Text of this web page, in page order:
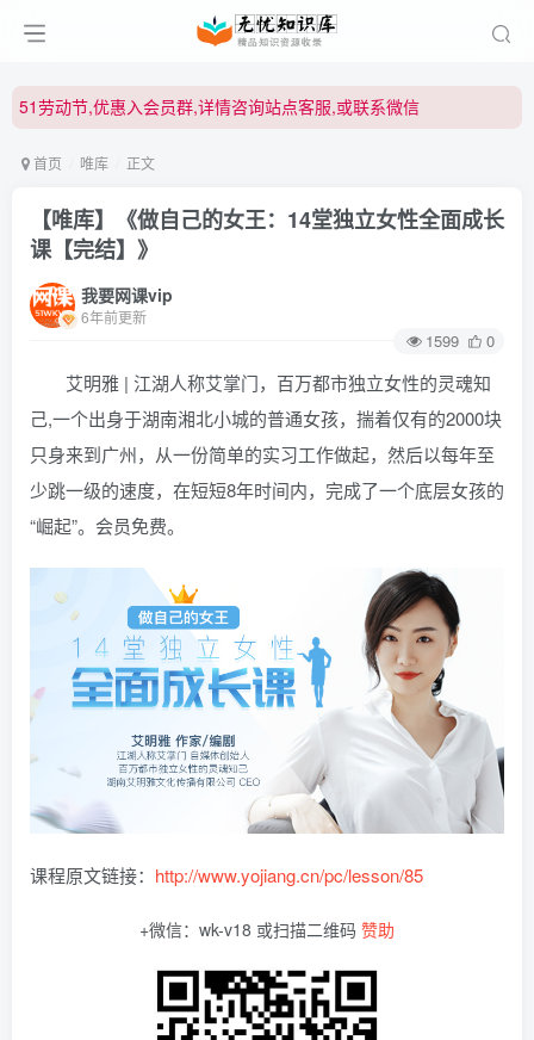
51劳动节,优惠入会员群,详情咨询站点客服,或联系微信
51劳动节,优惠入会员群,详情咨询站点客服,或联系微信
首页 唯库 正文
【唯库】《做自己的女王：14堂独立女性全面成长
课【完结】》
我要网课vip
6年前更新
1599 0
艾明雅 | 江湖人称艾掌门，百万都市独立女性的灵魂知
己,一个出身于湖南湘北小城的普通女孩，揣着仅有的2000块
只身来到广州，从一份简单的实习工作做起，然后以每年至
少跳一级的速度，在短短8年时间内，完成了一个底层女孩的
“崛起”。会员免费。
课程原文链接： http://www.yojiang.cn/pc/lesson/85
+微信：wk-v18 或扫描二维码 赞助